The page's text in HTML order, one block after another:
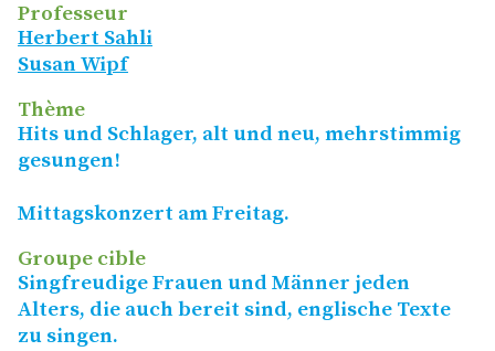
Professeur
Herbert Sahli
Susan Wipf
Thème
Hits und Schlager, alt und neu, mehrstimmig
gesungen!
Mittagskonzert am Freitag.
Groupe cible
Singfreudige Frauen und Männer jeden
Alters, die auch bereit sind, englische Texte
zu singen.